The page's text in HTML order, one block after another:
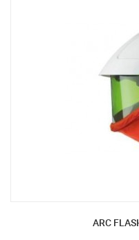
ARC